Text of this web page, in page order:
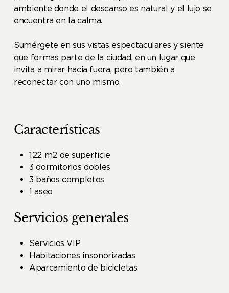
ambiente donde el descanso es natural y el lujo se
encuentra en la calma.
Sumérgete en sus vistas espectaculares y siente
que formas parte de la ciudad, en un lugar que
invita a mirar hacia fuera, pero también a
reconectar con uno mismo.
Características
122 m2 de superficie
3 dormitorios dobles
3 baños completos
1 aseo
Servicios generales
Servicios VIP
Habitaciones insonorizadas
Aparcamiento de bicicletas